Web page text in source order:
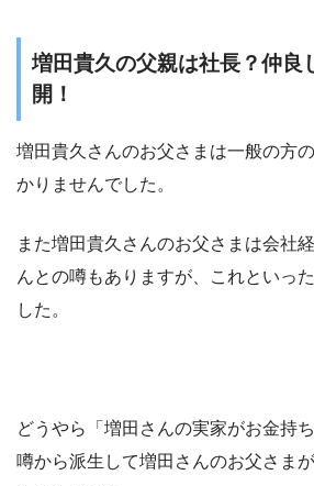
増田貴久の父親は社長？仲良
開！
増田貴久さんのお父さまは一般の方
かりませんでした。
また増田貴久さんのお父さまは会社
んとの噂もありますが、これといっ
した。
どうやら「増田さんの実家がお金持
噂から派生して増田さんのお父さま